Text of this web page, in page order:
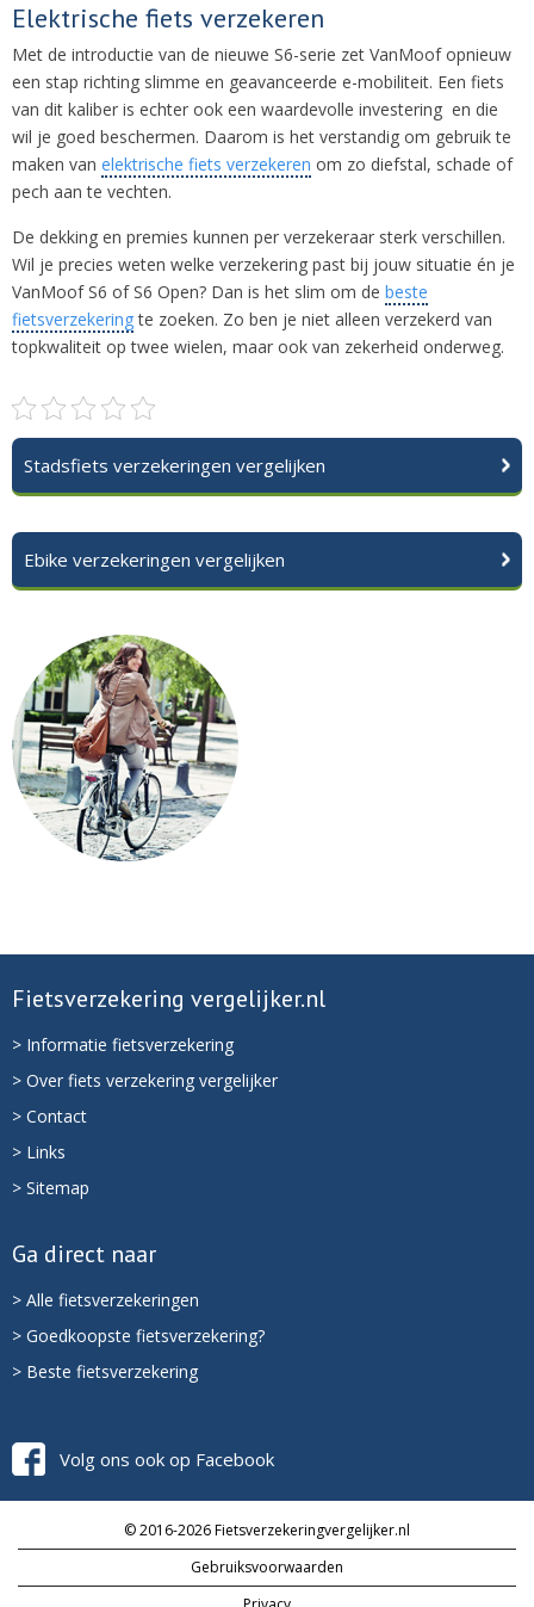
Elektrische fiets verzekeren
Met de introductie van de nieuwe S6-serie zet VanMoof opnieuw
een stap richting slimme en geavanceerde e-mobiliteit. Een fiets
van dit kaliber is echter ook een waardevolle investering en die
wil je goed beschermen. Daarom is het verstandig om gebruik te
maken van elektrische fiets verzekeren om zo diefstal, schade of
pech aan te vechten.
De dekking en premies kunnen per verzekeraar sterk verschillen.
Wil je precies weten welke verzekering past bij jouw situatie én je
VanMoof S6 of S6 Open? Dan is het slim om de beste
fietsverzekeringte zoeken. Zo ben je niet alleen verzekerd van
topkwaliteit op twee wielen, maar ook van zekerheid onderweg.
Stadsfiets verzekeringen vergelijken
Ebike verzekeringen vergelijken
Fietsverzekering vergelijker.nl
> Informatie fietsverzekering
> Over fiets verzekering vergelijker
> Contact
> Links
> Sitemap
Ga direct naar
> Alle fietsverzekeringen
> Goedkoopste fietsverzekering?
> Beste fietsverzekering
Volg ons ook op Facebook
© 2016-2026 Fietsverzekeringvergelijker.nl
Gebruiksvoorwaarden